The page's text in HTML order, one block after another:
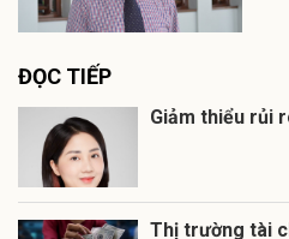
ĐỌC TIẾP
Giảm thiểu rủi
Thị trường tài